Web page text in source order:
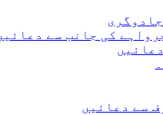
کی جانب سے
سے دعائیں